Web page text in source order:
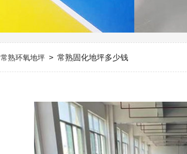
常熟环氧地坪 > 常熟固化地坪多少钱